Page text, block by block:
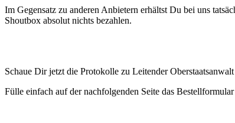
Im Gegensatz zu anderen Anbietern erhältst Du bei uns
Shoutbox absolut nichts bezahlen.
Schaue Dir jetzt die Protokolle zu Leitender
Fülle einfach auf der nachfolgenden Seite das